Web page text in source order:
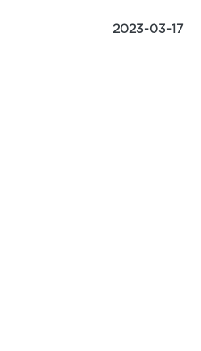
2023-03-17